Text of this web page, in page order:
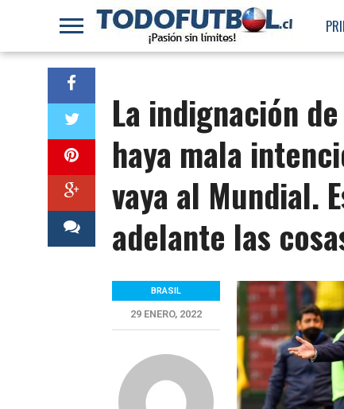
La indignación
haya mala
vaya al Mundial.
adelante las
BRASIL
29 ENERO, 2022